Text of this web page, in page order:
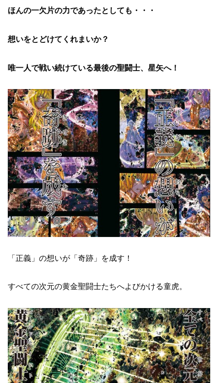
ほんの一欠片の力であったとしても・・・
想いをとどけてくれまいか？
唯一人で戦い続けている最後の聖闘士、星矢へ！
「正義」の想いが「奇跡」を成す！
すべての次元の黄金聖闘士たちへよびかける童虎。